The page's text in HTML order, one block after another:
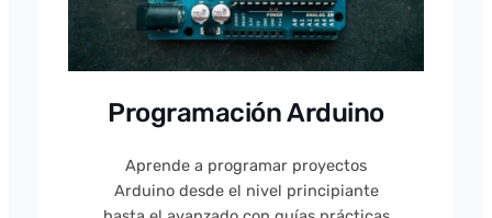
Programación Arduino
Aprende a programar proyectos
Arduino desde el nivel principiante